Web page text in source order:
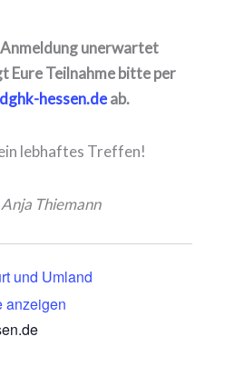
unerwartet
Eure Teilnahme bitte per
hessen.deab.
lebhaftes Treffen!
Thiemann
und Umland
anzeigen